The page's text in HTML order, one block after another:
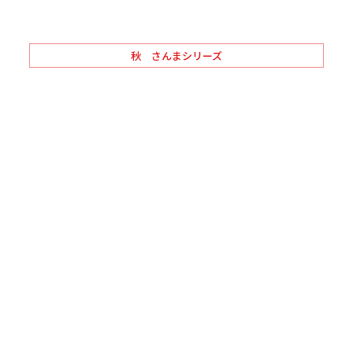
秋 さんまシリーズ